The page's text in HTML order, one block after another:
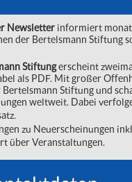
Newsletter informiert
der Bertelsmann Stiftung
Stiftungerscheint
als PDF. Mit großer
Stiftung und
weltweit. Dabei
zu Neuerscheinungen
über Veranstaltungen.